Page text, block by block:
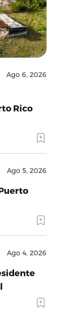
Ago 6, 2026
Rico
Ago 5, 2026
Ago 4, 2026